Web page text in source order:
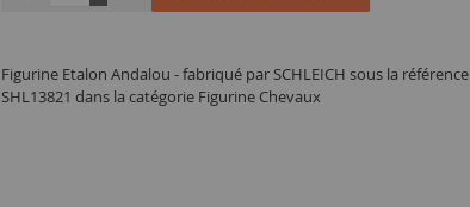
Figurine Etalon Andalou - fabriqué par SCHLEICH sous la référence
SHL13821 dans la catégorie Figurine Chevaux